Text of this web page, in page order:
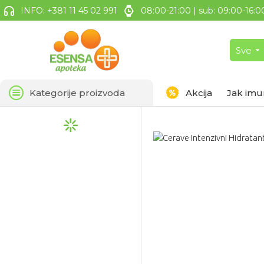
INFO: +381 11 45 02 991 08:00-21:00 | sub: 09:00-
Sve
Kategorije proizvoda Akcija Jak